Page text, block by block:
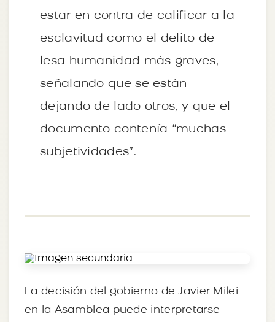
estar en contra de calificar a la
esclavitud como el delito de
lesa humanidad más graves,
señalando que se están
dejando de lado otros, y que el
documento contenía “muchas
subjetividades”.
La decisión del gobierno de Javier Milei
en la Asamblea puede interpretarse